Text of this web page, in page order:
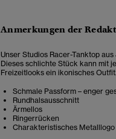
Anmerkungen der
Unser Studios Racer-Tanktop
Dieses schlichte Stück kann mit
Freizeitlooks ein ikonisches Outfit.
Schmale Passform – enger
Rundhalsausschnitt
Ärmellos
Ringerrücken
Charakteristisches Metalllogo